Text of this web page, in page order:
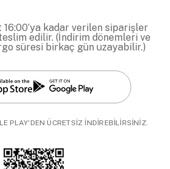
kadar verilen siparişler
edilir. (İndirim dönemleri ve
süresi birkaç gün uzayabilir.)
PLAY'DEN ÜCRETSİZ İNDİREBİLİRSİNİZ.